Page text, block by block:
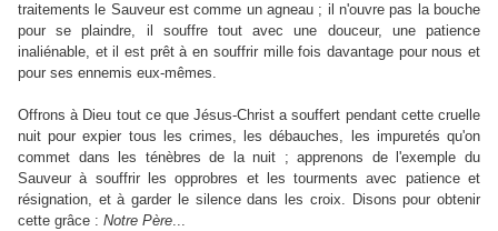
traitements le Sauveur est comme un agneau ; il n'ouvre pas la bouche
pour se plaindre, il souffre tout avec une douceur, une patience
inaliénable, et il est prêt à en souffrir mille fois davantage pour nous et
pour ses ennemis eux-mêmes.
Offrons à Dieu tout ce que Jésus-Christ a souffert pendant cette cruelle
nuit pour expier tous les crimes, les débauches, les impuretés qu'on
commet dans les ténèbres de la nuit ; apprenons de l'exemple du
Sauveur à souffrir les opprobres et les tourments avec patience et
résignation, et à garder le silence dans les croix. Disons pour obtenir
cette grâce : Notre Père...